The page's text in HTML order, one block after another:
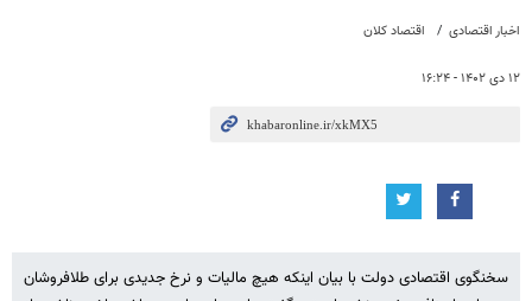
اخبار اقتصادی اقتصاد کلان
۱۲ دی ۱۴۰۲ - ۱۶:۲۴
سخنگوی اقتصادی دولت با بیان اینکه هیچ مالیات و نرخ جدیدی برای طلافروشان